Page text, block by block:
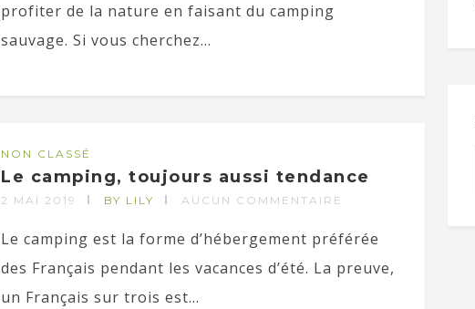
profiter de la nature en faisant du camping
sauvage. Si vous cherchez...
NON CLASSÉ
Le camping, toujours aussi tendance
2 MAI 2019 BY LILY AUCUN COMMENTAIRE
Le camping est la forme d’hébergement préférée
des Français pendant les vacances d’été. La preuve,
un Français sur trois est...